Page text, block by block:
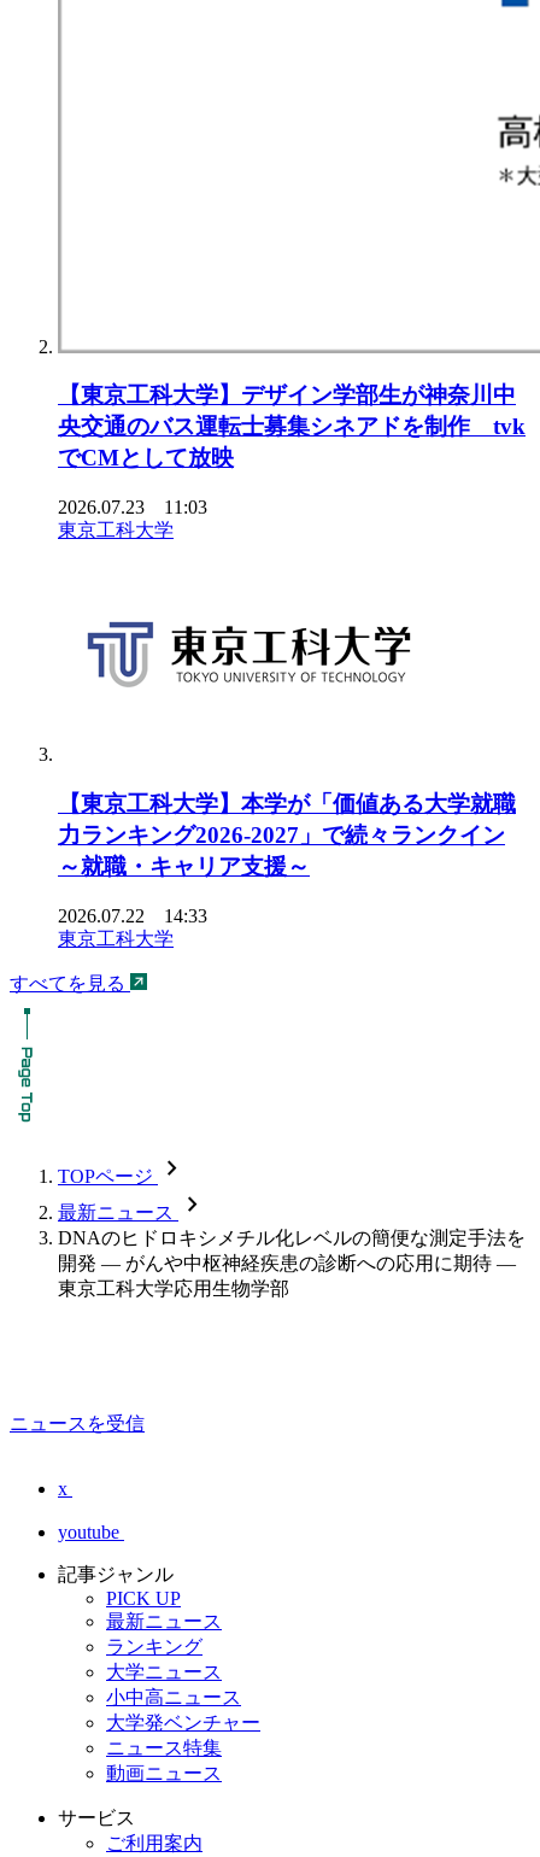
【東京⼯科⼤学】デザイン学部⽣が神奈川中
央交通のバス運転⼠募集シネアドを制作 tvk
でCMとして放映
2026.07.23 11:03
東京工科大学
【東京工科大学】本学が「価値ある大学就職
力ランキング2026-2027」で続々ランクイン
～就職・キャリア支援～
2026.07.22 14:33
東京工科大学
すべてを見る
TOPページ chevron_forward
最新ニュース chevron_forward
DNAのヒドロキシメチル化レベルの簡便な測定手法を
開発 — がんや中枢神経疾患の診断への応用に期待 —
東京工科大学応用生物学部
ニュースを受信
x
youtube
記事ジャンル
PICK UP
最新ニュース
ランキング
大学ニュース
小中高ニュース
大学発ベンチャー
ニュース特集
動画ニュース
サービス
ご利用案内